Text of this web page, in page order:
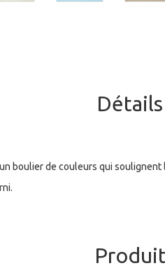
boulier de couleurs qui